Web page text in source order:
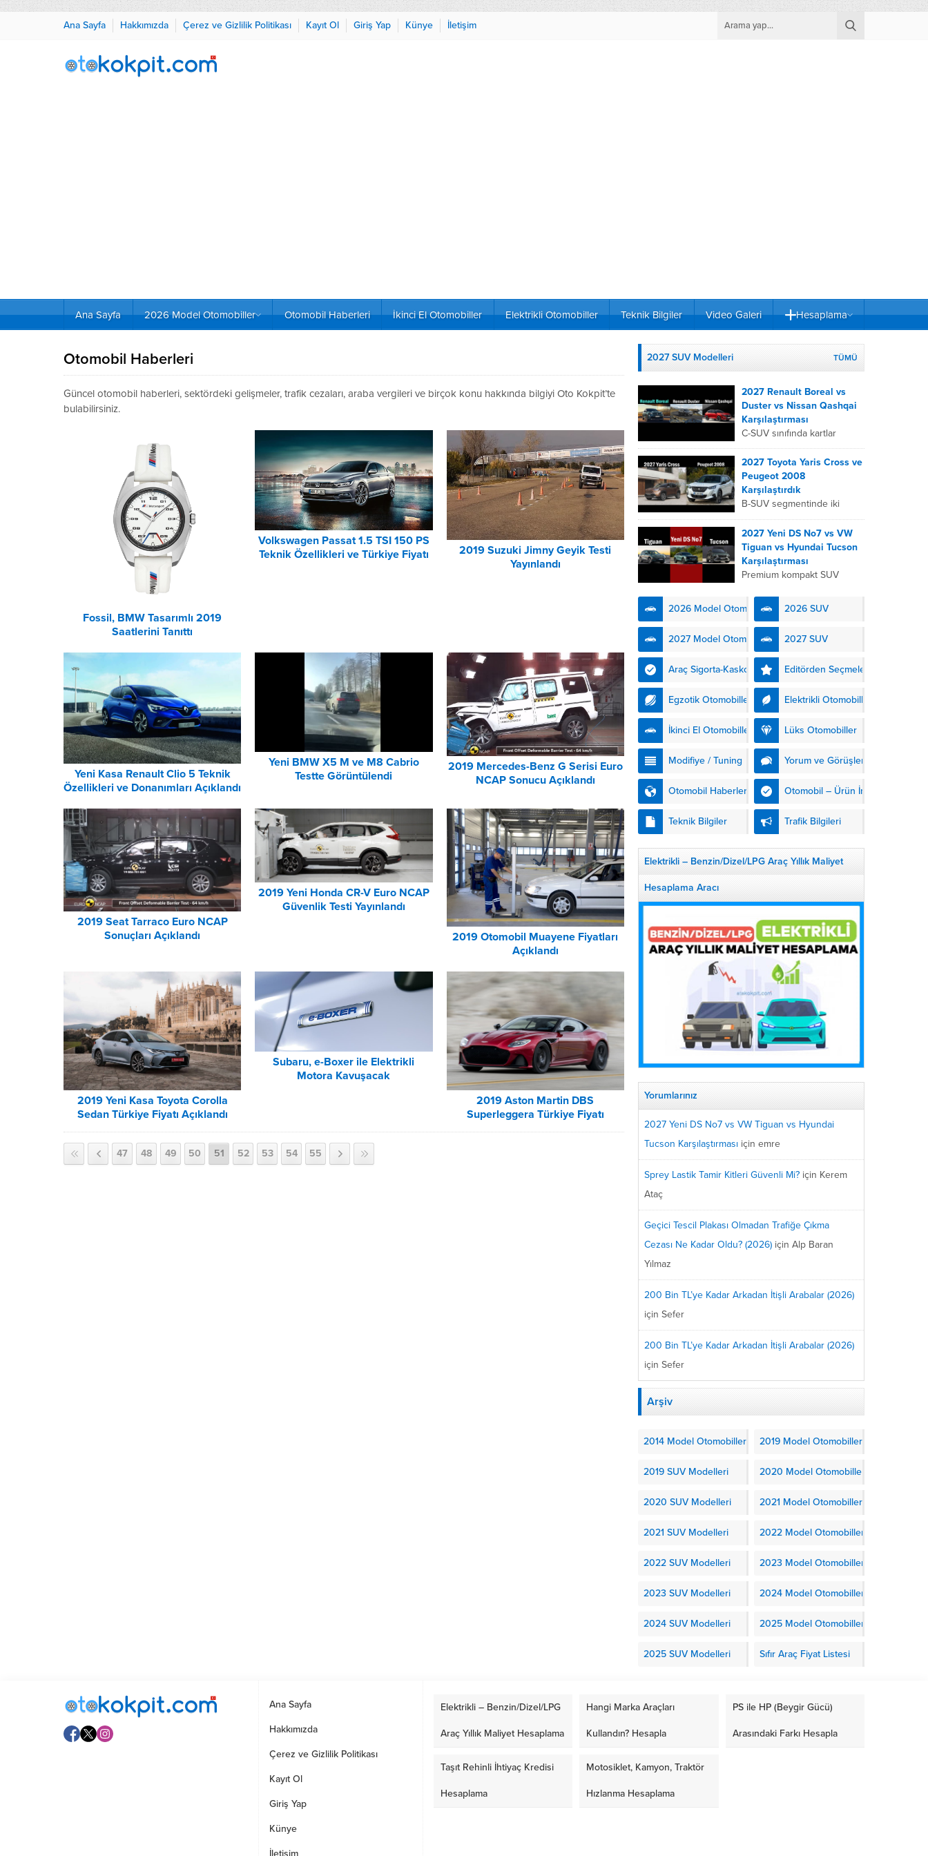
Ana Sayfa Hakkımızda Çerez ve Gizlilik Politikası Kayıt Ol Giriş Yap Künye İletişim
Ana Sayfa 2026 Model Otomobiller Otomobil Haberleri İkinci El Otomobiller Elektrikli Otomobiller Teknik Bilgiler Video Galeri Hesaplama
Otomobil Haberleri
Güncel otomobil haberleri, sektördeki gelişmeler, trafik cezaları, araba vergileri ve birçok konu hakkında bilgiyi Oto Kokpit’te
bulabilirsiniz.
Fossil, BMW Tasarımlı 2019
Saatlerini Tanıttı
Volkswagen Passat 1.5 TSI 150 PS
Teknik Özellikleri ve Türkiye Fiyatı
2019 Suzuki Jimny Geyik Testi
Yayınlandı
Yeni Kasa Renault Clio 5 Teknik
Özellikleri ve Donanımları Açıklandı
Yeni BMW X5 M ve M8 Cabrio
Testte Görüntülendi
2019 Mercedes-Benz G Serisi Euro
NCAP Sonucu Açıklandı
2019 Seat Tarraco Euro NCAP
Sonuçları Açıklandı
2019 Yeni Honda CR-V Euro NCAP
Güvenlik Testi Yayınlandı
2019 Otomobil Muayene Fiyatları
Açıklandı
2019 Yeni Kasa Toyota Corolla
Sedan Türkiye Fiyatı Açıklandı
Subaru, e-Boxer ile Elektrikli
Motora Kavuşacak
2019 Aston Martin DBS
Superleggera Türkiye Fiyatı
47 48 49 50 51 52 53 54 55
2027 SUV Modelleri TÜMÜ
2027 Renault Boreal vs
Duster vs Nissan Qashqai
Karşılaştırması
C-SUV sınıfında kartlar
yeniden dağıtıldı. 2027
Renault Boreal, Renault
Duster ve Nissan Qashqai;
her biri farklı bir sürüş
deneyimi, motor...
2027 Toyota Yaris Cross ve
Peugeot 2008
Karşılaştırdık
B-SUV segmentinde iki
önemli oyuncu olan 2027
Toyota Yaris
Cross ve Peugeot 2008,
farklı mühendislik
felsefeleriyle kullanıcıların
hibrit teknolojisindeki
uzmanlığını...
2027 Yeni DS No7 vs VW
Tiguan vs Hyundai Tucson
Karşılaştırması
Premium kompakt SUV
isteyen 2027 DS No7,
kendinden şarjlı hibrit
teknolojisiyle buluşturuyor.
DS Automobiles’in yeni...
2026 Model Otomobiller 2026 SUV
2027 Model Otomobiller 2027 SUV
Araç Sigorta-Kasko Editörden Seçmeler
Egzotik Otomobiller Elektrikli Otomobiller
İkinci El Otomobiller Lüks Otomobiller
Modifiye / Tuning Yorum ve Görüşler
Otomobil Haberleri Otomobil – Ürün İnceleme
Teknik Bilgiler Trafik Bilgileri
Elektrikli – Benzin/Dizel/LPG Araç Yıllık Maliyet
Hesaplama Aracı
Yorumlarınız
2027 Yeni DS No7 vs VW Tiguan vs Hyundai
Tucson Karşılaştırması için emre
Sprey Lastik Tamir Kitleri Güvenli Mi? için Kerem
Ataç
Geçici Tescil Plakası Olmadan Trafiğe Çıkma
Cezası Ne Kadar Oldu? (2026) için Alp Baran
Yılmaz
200 Bin TL’ye Kadar Arkadan İtişli Arabalar (2026)
için Sefer
200 Bin TL’ye Kadar Arkadan İtişli Arabalar (2026)
için Sefer
Arşiv
2014 Model Otomobiller 2019 Model Otomobiller
2019 SUV Modelleri 2020 Model Otomobiller
2020 SUV Modelleri 2021 Model Otomobiller
2021 SUV Modelleri 2022 Model Otomobiller
2022 SUV Modelleri 2023 Model Otomobiller
2023 SUV Modelleri 2024 Model Otomobiller
2024 SUV Modelleri 2025 Model Otomobiller
2025 SUV Modelleri Sıfır Araç Fiyat Listesi
Ana Sayfa
Hakkımızda
Çerez ve Gizlilik Politikası
Kayıt Ol
Giriş Yap
Künye
İletişim
Elektrikli – Benzin/Dizel/LPG
Araç Yıllık Maliyet Hesaplama
Hangi Marka Araçları
Kullandın? Hesapla
PS ile HP (Beygir Gücü)
Arasındaki Farkı Hesapla
Taşıt Rehinli İhtiyaç Kredisi
Hesaplama
Motosiklet, Kamyon, Traktör
Hızlanma Hesaplama